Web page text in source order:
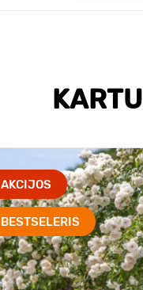
AKCIJOS
BESTSELERIS